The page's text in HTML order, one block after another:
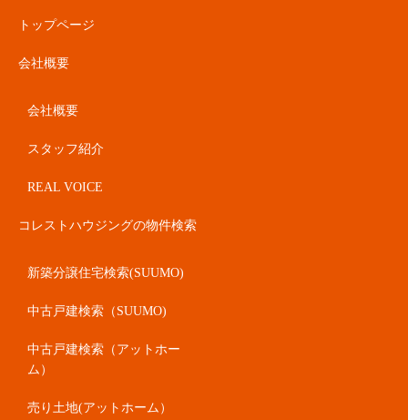
トップページ
会社概要
会社概要
スタッフ紹介
REAL VOICE
コレストハウジングの物件検索
新築分譲住宅検索(SUUMO)
中古戸建検索（SUUMO)
中古戸建検索（アットホー
ム）
売り土地(アットホーム）